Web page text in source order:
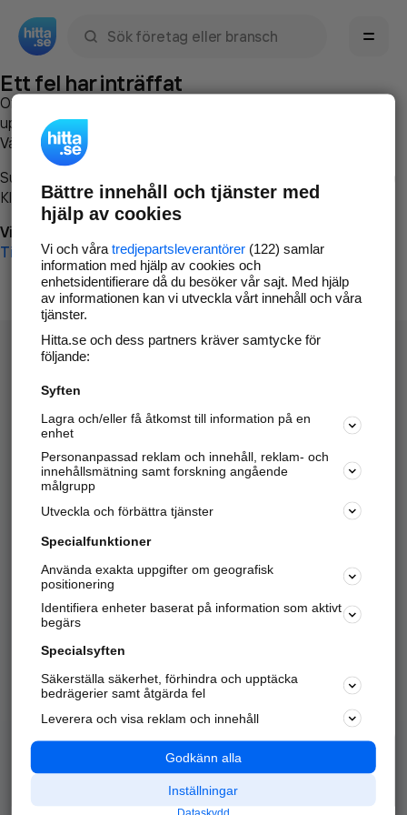
Ett fel har inträffat
Om du vill kan du
uppstod så att vi lättare och snabbare kan avhjälpa det.
Vänligen försök med följande:
Surfa till
Klicka påTillbaka-knappen i webbläsaren och försök igen
Vi beklagar besväret!
Till startsidan
Hitta.se - Gratis nummerupplysning.
Sök företag, personer och platser.
Hitta telefonnummer, adresser, företagsinfo mm.
Marknadsför företaget
Kom igång och annonsera mot
samarbetspartners nära dig.
Alla kategorier
Populära sökningar
API & Kartor
Annonsera
Integritet
Nödnummer
Bättre innehåll och tjänster med
hjälp av cookies
Vi och våra tredjepartsleverantörer(122) samlar
information med hjälp av cookies och
enhetsidentifierare då du besöker vår sajt. Med hjälp
av informationen kan vi utveckla vårt innehåll och våra
tjänster.
Hitta.se och dess partners kräver samtycke för
följande:
Syften
Lagra och/eller få åtkomst till information på en
enhet
Personanpassad reklam och innehåll, reklam- och
innehållsmätning samt forskning angående
målgrupp
Utveckla och förbättra tjänster
Specialfunktioner
Använda exakta uppgifter om geografisk
positionering
Identifiera enheter baserat på information som aktivt
begärs
Specialsyften
Säkerställa säkerhet, förhindra och upptäcka
bedrägerier samt åtgärda fel
Leverera och visa reklam och innehåll
Godkänn alla
Inställningar
Dataskydd